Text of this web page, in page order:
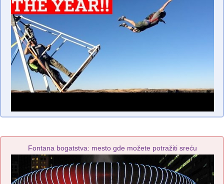
Fontana bogatstva: mesto gde možete potražiti sreću